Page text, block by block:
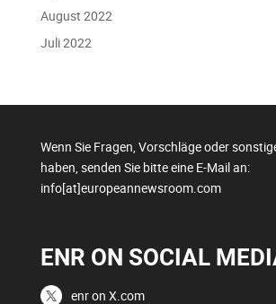
August 2022
Juli 2022
Wenn Sie Fragen, Vorschläge oder
haben, senden Sie bitte eine E-Mail an:
info[at]europeannewsroom.com
ENR ON SOCIAL
enr on X.com